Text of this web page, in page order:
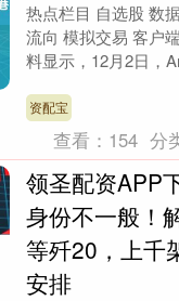
热点栏目 自选股 数
流向 模拟交易 客户
料显示，12月2日，
资配宝
查看： 154 分
领圣配资APP
身份不一般！
等歼20，上千
安排